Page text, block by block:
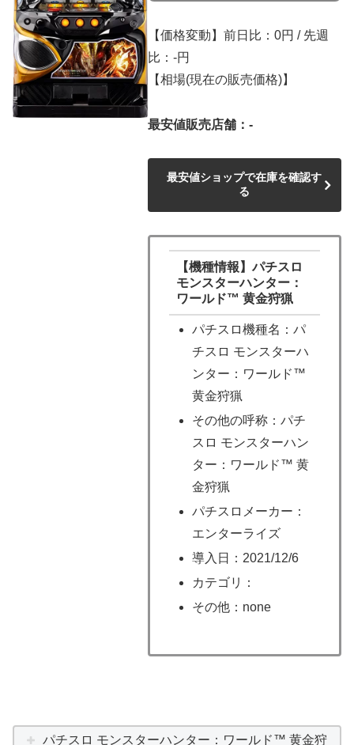
【価格変動】前日比：0円 / 先週
比：-円
【相場(現在の販売価格)】
最安値販売店舗：-
最安値ショップで在庫を確認す
る
【機種情報】パチスロ
モンスターハンター：
ワールド™ 黄金狩猟
パチスロ機種名：パ
チスロ モンスターハ
ンター：ワールド™
黄金狩猟
その他の呼称：パチ
スロ モンスターハン
ター：ワールド™ 黄
金狩猟
パチスロメーカー：
エンターライズ
導入日：2021/12/6
カテゴリ：
その他：none
パチスロ モンスターハンター：ワールド™ 黄金狩